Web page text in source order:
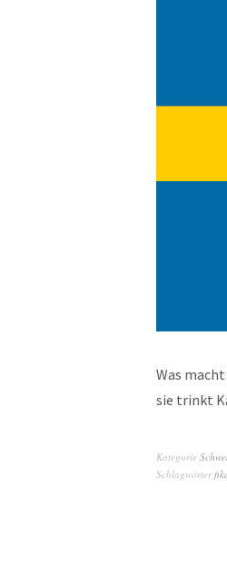
Was
sie trinkt
Kategorie
Schlagwörter